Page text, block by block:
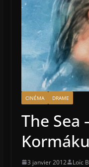
CINÉMA DRAME
The Sea
3 janvier 2012 Loïc